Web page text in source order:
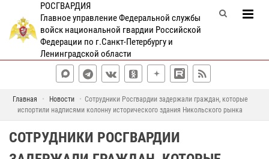
РОСГВАРДИЯ
Главное управление Федеральной службы
войск национальной гвардии Российской
Федерации по г.Санкт-Петербургу и
Ленинградской области
Главная Новости
Сотрудники Росгвардии задержали граждан, которые
испортили надписями колонну исторического здания Никольского рынка
СОТРУДНИКИ РОСГВАРДИИ